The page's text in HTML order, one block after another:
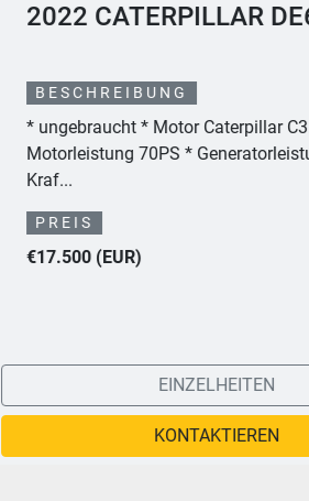
2023 CATERPILLAR
BESCHREIBUNG
* ungebraucht * 0 Stunden * 65
großer Dieseltank
€18.500 (EUR)
EINZELHEITEN
KONTAKTIEREN